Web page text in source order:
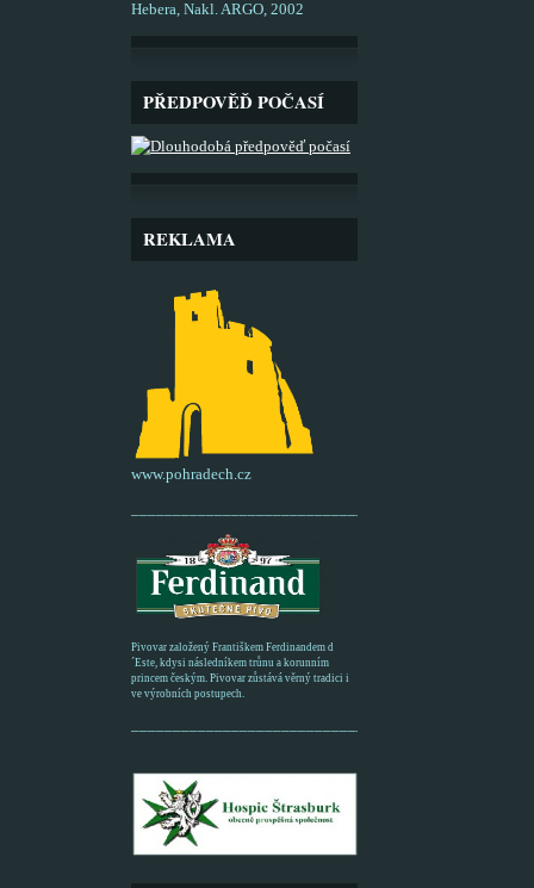
Hebera, Nakl. ARGO, 2002
PŘEDPOVĚĎ POČASÍ
REKLAMA
www.pohradech.cz
Pivovar založený Františkem Ferdinandem d
´Este, kdysi následníkem trůnu a korunním
princem českým. Pivovar zůstává věrný tradici i
ve výrobních postupech.